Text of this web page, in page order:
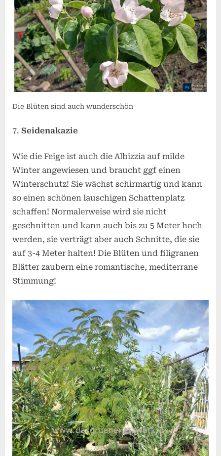
Die Blüten sind auch wunderschön
Seidenakazie
Wie die Feige ist auch die Albizzia auf milde
Winter angewiesen und braucht ggf einen
Winterschutz! Sie wächst schirmartig und kann
so einen schönen lauschigen Schattenplatz
schaffen! Normalerweise wird sie nicht
geschnitten und kann auch bis zu 5 Meter hoch
werden, sie verträgt aber auch Schnitte, die sie
auf 3-4 Meter halten! Die Blüten und filigranen
Blätter zaubern eine romantische, mediterrane
Stimmung!